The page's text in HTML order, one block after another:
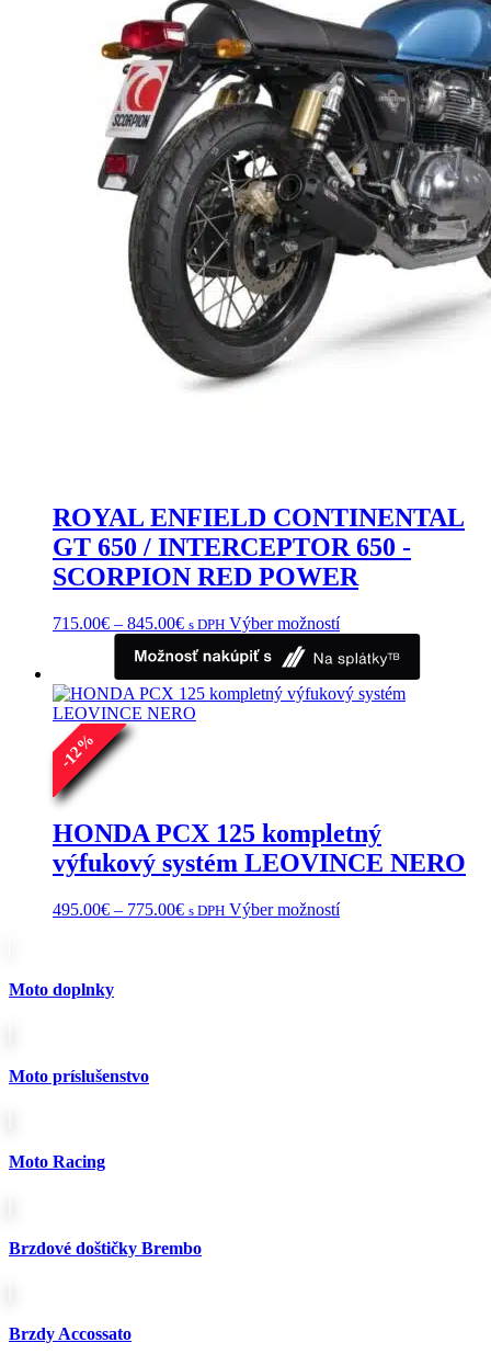
ROYAL ENFIELD CONTINENTAL
GT 650 / INTERCEPTOR 650 -
SCORPION RED POWER
715.00€ – 845.00€Price
715.00€
through
845.00€
s DPH Výber možnostíTento
má
viacero
variantov.
produktu.
-
12
%
HONDA PCX 125 kompletný
výfukový systém LEOVINCE NERO
495.00€ – 775.00€Price
s DPH Výber možnostíTento
Moto doplnky
Moto príslušenstvo
Moto Racing
Brzdové doštičky Brembo
Brzdy Accossato